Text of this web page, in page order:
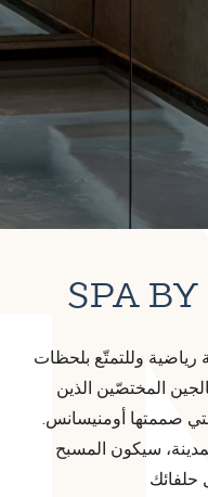
SPA
وللتمتّع بلحظات
المختصّين الذين
صممتها أومنيسانس.
سيكون المسبح